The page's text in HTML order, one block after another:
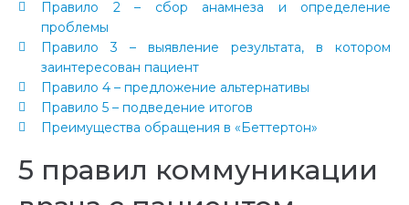
Правило 2 – сбор анамнеза и определение
проблемы
Правило 3 – выявление результата, в котором
заинтересован пациент
Правило 4 – предложение альтернативы
Правило 5 – подведение итогов
Преимущества обращения в «Беттертон»
5 правил коммуникации